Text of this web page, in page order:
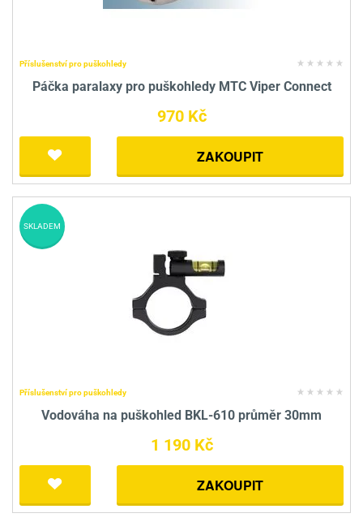
Příslušenství pro puškohledy
Páčka paralaxy pro puškohledy MTC Viper Connect
970 Kč
ZAKOUPIT
Příslušenství pro puškohledy
Vodováha na puškohled BKL-610 průměr 30mm
1 190 Kč
ZAKOUPIT
SKLADEM